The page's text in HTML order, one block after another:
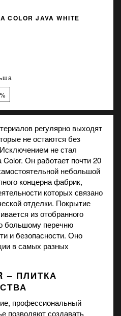
COLOR JAVA WHITE
%
регулярно выходят
не остаются без
не стал
Он работает почти 20
небольшой
концерна фабрик,
которых связано
отделки. Покрытие
из отобранного
большому перечню
и безопасности. Оно
в самых разных
– ПЛИТКА
профессиональный
позволяют создавать